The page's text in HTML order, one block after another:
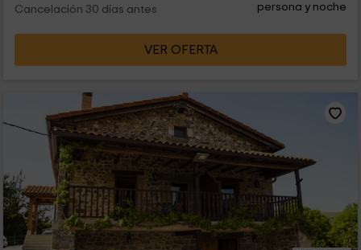
Cancelación 30 días antes
persona y noche
VER OFERTA